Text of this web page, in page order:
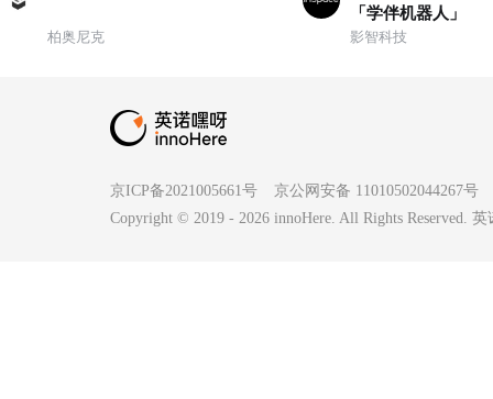
柏奥尼克
「学伴机器人」
影智科技
京ICP备2021005661号
京公网安备 11010502044267号
Copyright © 2019 - 2026 innoHere. All Rights Reserved.